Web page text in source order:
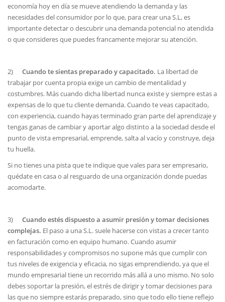
economía hoy en día se mueve atendiendo la demanda y las
necesidades del consumidor por lo que, para crear una S.L, es
importante detectar o descubrir una demanda potencial no atendida
o que consideres que puedes francamente mejorar su atención.
2) Cuando te sientas preparado y capacitado. La libertad de
trabajar por cuenta propia exige un cambio de mentalidad y
costumbres. Más cuando dicha libertad nunca existe y siempre estas a
expensas de lo que tu cliente demanda. Cuando te veas capacitado,
con experiencia, cuando hayas terminado gran parte del aprendizaje y
tengas ganas de cambiar y aportar algo distinto a la sociedad desde el
punto de vista empresarial, emprende, salta al vacío y construye, deja
tu huella.
Si no tienes una pista que te indique que vales para ser empresario,
quédate en casa o al resguardo de una organización donde puedas
acomodarte.
3) Cuando estés dispuesto a asumir presión y tomar decisiones
complejas. El paso a una S.L. suele hacerse con vistas a crecer tanto
en facturación como en equipo humano. Cuando asumir
responsabilidades y compromisos no supone más que cumplir con
tus niveles de exigencia y eficacia, no sigas emprendiendo, ya que el
mundo empresarial tiene un recorrido más allá a uno mismo. No solo
debes soportar la presión, el estrés de dirigir y tomar decisiones para
las que no siempre estarás preparado, sino que todo ello tiene reflejo